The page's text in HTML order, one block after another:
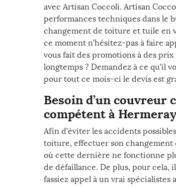
avec Artisan Coccoli. Artisan
performances techniques dans le
changement de toiture et tuile en
ce moment n’hésitez-pas à faire
vous fait des promotions à des
longtemps ? Demandez à ce qu’il
pour tout ce mois-ci le devis est
Besoin d’un couvreur
compétent à
Afin d’éviter les accidents
toiture, effectuer son changement
où cette dernière ne fonctionne
de défaillance. De plus, pour cela,
fassiez appel à un vrai spécialistes